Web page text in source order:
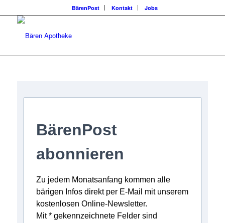
BärenPost Kontakt Jobs
BärenPost
abonnieren
Zu jedem Monatsanfang kommen alle
bärigen Infos direkt per E-Mail mit unserem
kostenlosen Online-Newsletter.
Mit * gekennzeichnete Felder sind